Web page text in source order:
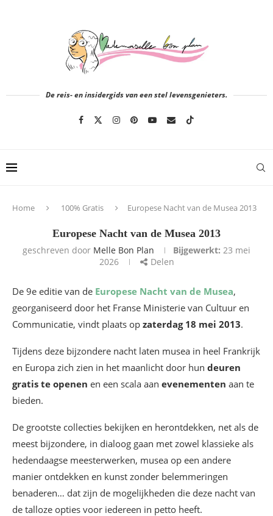
De reis- en insidergids van een stel levensgenieters.
Home 100% Gratis Europese Nacht van de Musea 2013
Europese Nacht van de Musea 2013
geschreven door Melle Bon Plan Bijgewerkt: 23 mei
2026
Delen
De 9e editie van de Europese Nacht van de Musea,
georganiseerd door het Franse Ministerie van Cultuur en
Communicatie, vindt plaats op zaterdag 18 mei 2013.
Tijdens deze bijzondere nacht laten musea in heel Frankrijk
en Europa zich zien in het maanlicht door hun deuren
gratis te openen en een scala aan evenementen aan te
bieden.
De grootste collecties bekijken en herontdekken, net als de
meest bijzondere, in dialoog gaan met zowel klassieke als
hedendaagse meesterwerken, musea op een andere
manier ontdekken en kunst zonder belemmeringen
benaderen… dat zijn de mogelijkheden die deze nacht van
de talloze opties voor iedereen in petto heeft.